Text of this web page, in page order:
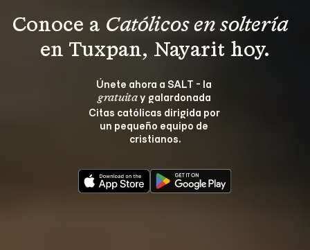
Conoce a Católicos en soltería
en Tuxpan, Nayarit hoy.
Únete ahora a SALT - la
gratuita y galardonada
Citas católicas dirigida por
un pequeño equipo de
cristianos.